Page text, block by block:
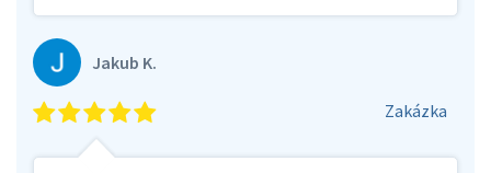
Jakub K.
Zakázka